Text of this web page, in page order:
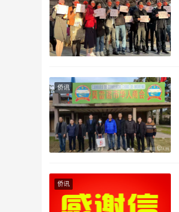
侨讯
侨讯